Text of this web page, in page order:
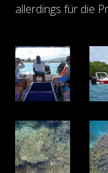
allerdings für die